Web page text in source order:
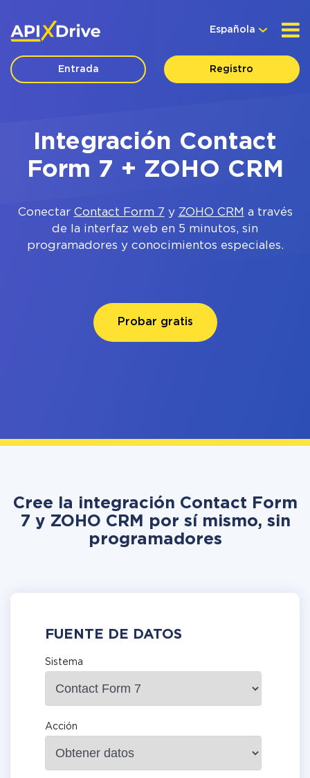
Española
Entrada Registro
Integración Contact
Form 7 + ZOHO CRM
Conectar Contact Form 7 y ZOHO CRM a través
de la interfaz web en 5 minutos, sin
programadores y conocimientos especiales.
Probar gratis
Cree la integración Contact Form
7 y ZOHO CRM por sí mismo, sin
programadores
FUENTE DE DATOS
Sistema
Acción